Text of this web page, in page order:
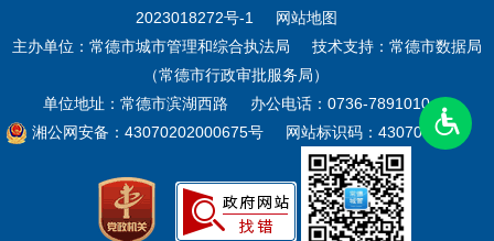
2023018272号-1
网站地图
主办单位：常德市城市管理和综合执法局
技术支持：常德市数据局
（常德市行政审批服务局）
单位地址：常德市滨湖西路
办公电话：0736-7891010
湘公网安备：43070202000675号
网站标识码：4307000004